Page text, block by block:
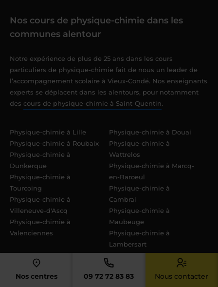
Nos centres 09 72 72 83 83 Nous contacter
Nos cours de physique-chimie dans les
communes alentour
Notre expérience de plus de 25 ans dans les cours
particuliers de physique-chimie fait de nous un leader de
l’accompagnement scolaire à Vieux-Condé. Nos enseignants
experts se déplacent dans les alentours, pour notamment
des cours de physique-chimie à Saint-Quentin.
Physique-chimie à Lille
Physique-chimie à Roubaix
Physique-chimie à
Dunkerque
Physique-chimie à
Tourcoing
Physique-chimie à
Villeneuve-d'Ascq
Physique-chimie à
Valenciennes
Physique-chimie à Douai
Physique-chimie à
Wattrelos
Physique-chimie à Marcq-
en-Baroeul
Physique-chimie à
Cambrai
Physique-chimie à
Maubeuge
Physique-chimie à
Lambersart
Physique-chimie à
Physique-chimie à Croix